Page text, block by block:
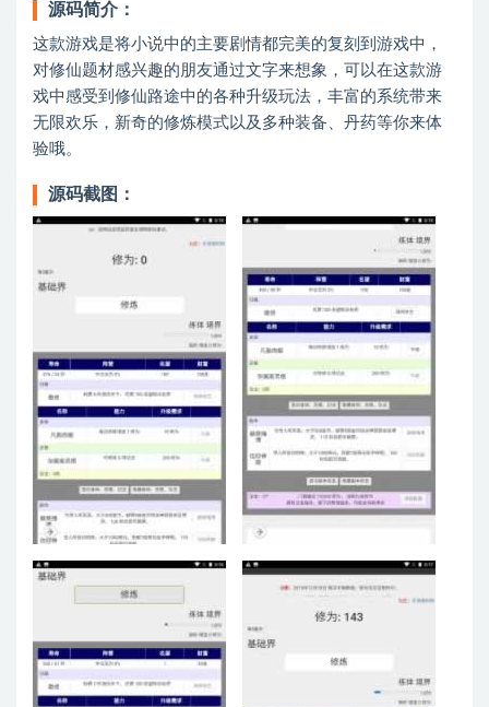
源码简介：
这款游戏是将小说中的主要剧情都完美的复刻到游戏中，
对修仙题材感兴趣的朋友通过文字来想象，可以在这款游
戏中感受到修仙路途中的各种升级玩法，丰富的系统带来
无限欢乐，新奇的修炼模式以及多种装备、丹药等你来体
验哦。
源码截图：